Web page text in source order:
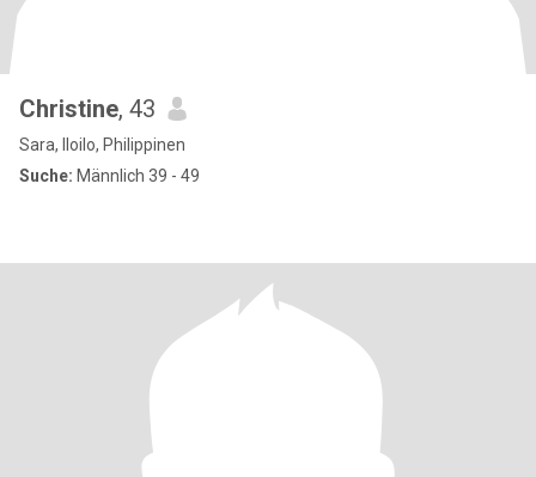
Christine, 43
Sara, Iloilo, Philippinen
Suche: Männlich 39 - 49